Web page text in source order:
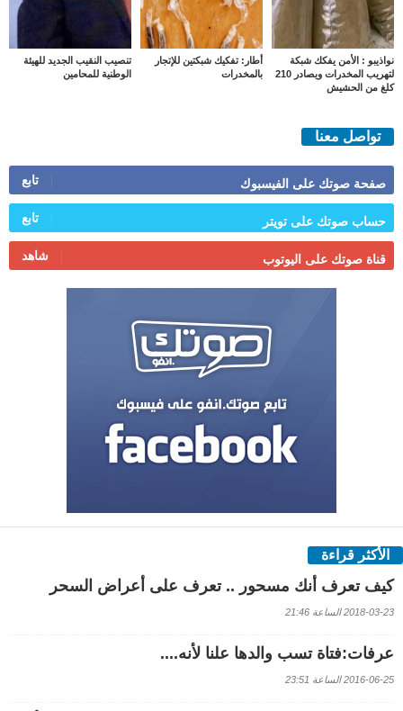
نواذيبو : الأمن يفكك شبكة
لتهريب المخدرات ويصادر 210
كلغ من الحشيش
أطار: تفكيك شبكتين للإتجار
بالمخدرات
تنصيب النقيب الجديد للهيئة
الوطنية للمحامين
تواصل معنا
صفحة صوتك على الفيسبوك تابع
حساب صوتك على تويتر تابع
قناة صوتك على اليوتوب شاهد
الأكثر قراءة
كيف تعرف أنك مسحور .. تعرف على أعراض السحر
2018-03-23 الساعة 21:46
عرفات:فتاة تسب والدها علنا لأنه....
2016-06-25 الساعة 23:51